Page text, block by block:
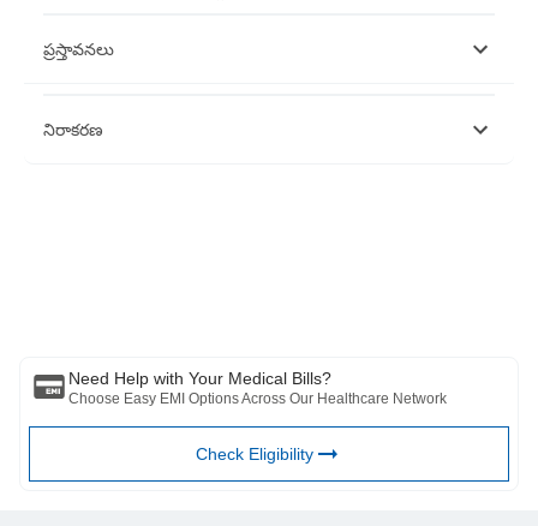
ప్రస్తావనలు
నిరాకరణ
Need Help with Your Medical Bills?
Choose Easy EMI Options Across Our Healthcare Network
Check Eligibility